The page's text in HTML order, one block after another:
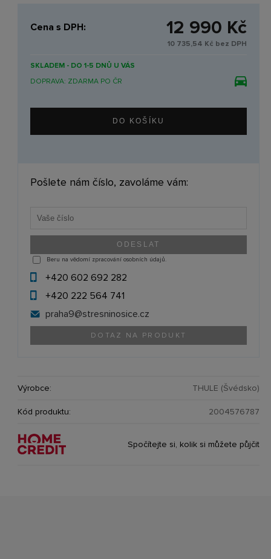
Cena s DPH: 12 990 Kč
10 735,54 Kč bez DPH
SKLADEM - DO 1-5 DNŮ U VÁS
DOPRAVA: ZDARMA PO ČR
Pošlete nám číslo, zavoláme vám:
Beru na vědomí zpracování osobních údajů.
+420 602 692 282
+420 222 564 741
praha9@stresninosice.cz
DOTAZ NA PRODUKT
Výrobce: THULE (Švédsko)
Kód produktu: 2004576787
Spočítejte si, kolik si můžete půjčit